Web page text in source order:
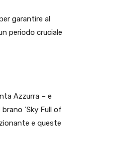
garantire al
periodo cruciale
Azzurra – e
‘Sky Full of
e queste